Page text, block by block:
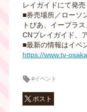
レイガイドにて発売
■券売場所／ローソ
トぴあ、イープラス
CNプレイガイド、
■最新の情報はイベ
https://www.tv-
#イベント
ポスト